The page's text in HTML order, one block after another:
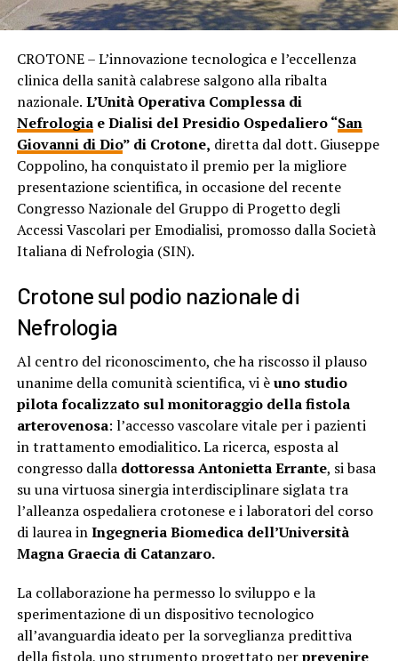
CROTONE – L’innovazione tecnologica e l’eccellenza
clinica della sanità calabrese salgono alla ribalta
nazionale. L’Unità Operativa Complessa di
Nefrologiae Dialisi del Presidio Ospedaliero “San
Giovanni di Dio” di Crotone, diretta dal dott. Giuseppe
Coppolino, ha conquistato il premio per la migliore
presentazione scientifica, in occasione del recente
Congresso Nazionale del Gruppo di Progetto degli
Accessi Vascolari per Emodialisi, promosso dalla Società
Italiana di Nefrologia (SIN).
Crotone sul podio nazionale di
Nefrologia
Al centro del riconoscimento, che ha riscosso il plauso
unanime della comunità scientifica, vi èuno studio
pilota focalizzato sul monitoraggio della fistola
arterovenosa: l’accesso vascolare vitale per i pazienti
in trattamento emodialitico. La ricerca, esposta al
congresso dalla dottoressa Antonietta Errante, si basa
su una virtuosa sinergia interdisciplinare siglata tra
l’alleanza ospedaliera crotonese e i laboratori del corso
di laurea inIngegneria Biomedica dell’Università
Magna Graecia di Catanzaro.
La collaborazione ha permesso lo sviluppo e la
sperimentazione di un dispositivo tecnologico
all’avanguardia ideato per la sorveglianza predittiva
della fistola, uno strumento progettato perprevenire